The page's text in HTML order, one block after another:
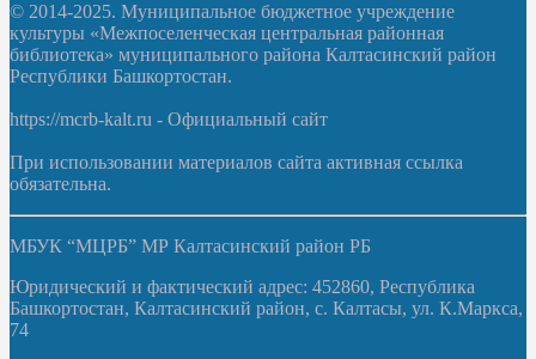
© 2014-2025. Муниципальное бюджетное учреждение
культуры «Межпоселенческая центральная районная
библиотека» муниципального района Калтасинский район
Республики Башкортостан.
https://mcrb-kalt.ru - Официальный сайт
При использовании материалов сайта активная ссылка
обязательна.
МБУК “МЦРБ” МР Калтасинский район РБ
Юридический и фактический адрес: 452860, Республика
Башкортостан, Калтасинский район, с. Калтасы, ул. К.Маркса,
74